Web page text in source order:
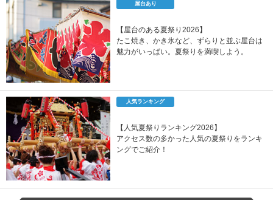
屋台あり
【屋台のある夏祭り2026】
たこ焼き、かき氷など、ずらりと並ぶ屋台は
魅力がいっぱい。夏祭りを満喫しよう。
人気ランキング
【人気夏祭りランキング2026】
アクセス数の多かった人気の夏祭りをランキ
ングでご紹介！